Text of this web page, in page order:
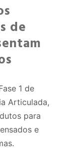
de
1 de
Articulada,
para
e